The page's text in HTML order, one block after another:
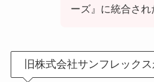
ーズ』に統合され
旧株式会社サンフレック